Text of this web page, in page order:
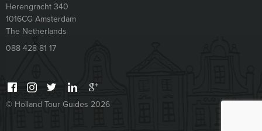
Herengracht 340
1016CG Amsterdam
The Netherlands
088 428 81 17
© Holland Tour Guides 2026